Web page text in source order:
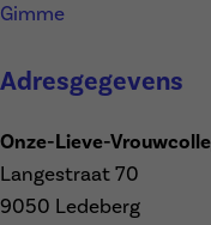
Gimme
Adresgegevens
Onze-Lieve-
Langestraat 70
9050 Ledeberg